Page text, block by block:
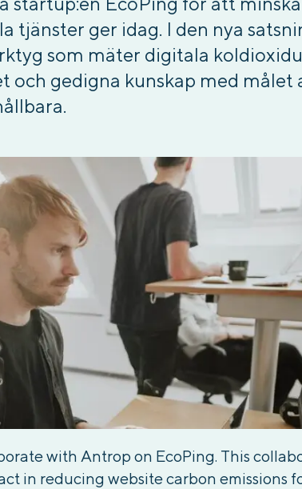
tjänster ger idag. I den nya
som mäter digitala
och gedigna kunskap med målet
with Antrop on EcoPing. This
in reducing website carbon emissions